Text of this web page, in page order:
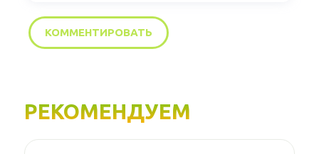
РЕКОМЕНДУЕМ